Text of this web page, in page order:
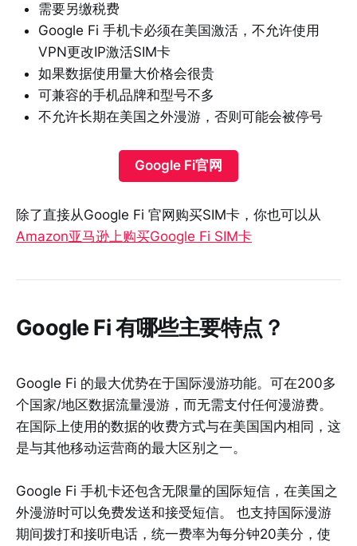
需要另缴税费
Google Fi 手机卡必须在美国激活，不允许使用
VPN更改IP激活SIM卡
如果数据使用量大价格会很贵
可兼容的手机品牌和型号不多
不允许长期在美国之外漫游，否则可能会被停号
Google Fi官网
除了直接从Google Fi 官网购买SIM卡，你也可以从
Amazon亚马逊上购买Google Fi SIM卡
Google Fi 有哪些主要特点？
Google Fi 的最大优势在于国际漫游功能。可在200多
个国家/地区数据流量漫游，而无需支付任何漫游费。
在国际上使用的数据的收费方式与在美国国内相同，这
是与其他移动运营商的最大区别之一。
Google Fi 手机卡还包含无限量的国际短信，在美国之
外漫游时可以免费发送和接受短信。 也支持国际漫游
期间拨打和接听电话，统一费率为每分钟20美分，使